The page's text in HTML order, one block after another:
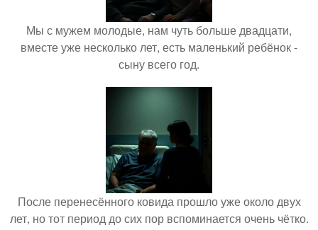
Мы с мужем молодые, нам чуть больше двадцати,
вместе уже несколько лет, есть маленький ребёнок -
сыну всего год.
После перенесённого ковида прошло уже около двух
лет, но тот период до сих пор вспоминается очень чётко.